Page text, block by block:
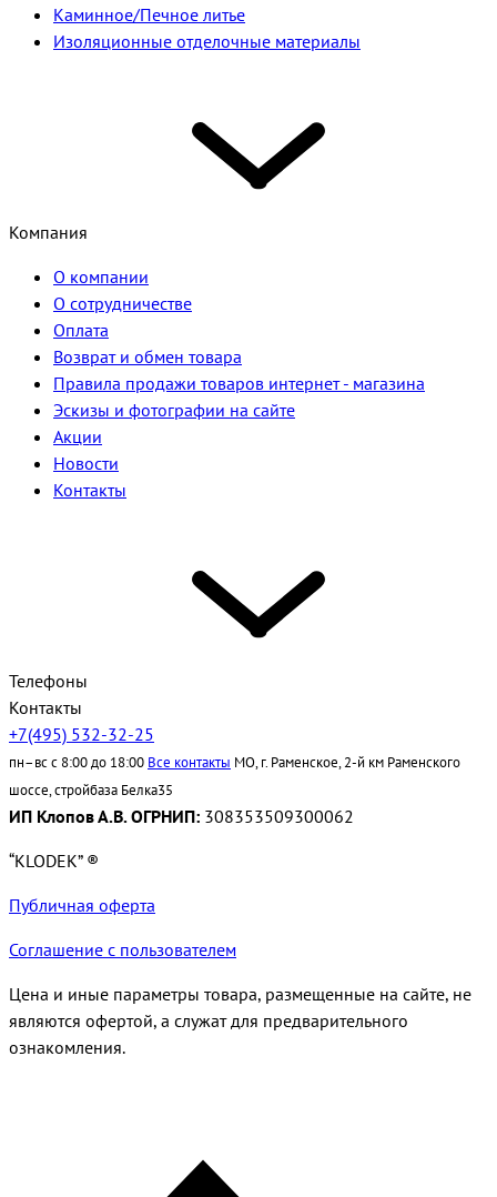
Каминное/Печное литье
Изоляционные отделочные материалы
Компания
О компании
О сотрудничестве
Оплата
Возврат и обмен товара
Правила продажи товаров интернет - магазина
Эскизы и фотографии на сайте
Акции
Новости
Контакты
Телефоны
Контакты
+7(495) 532-32-25
пн–вс с 8:00 до 18:00 Все контакты МО, г. Раменское, 2-й км Раменского
шоссе, стройбаза Белка35
ИП Клопов А.В. ОГРНИП: 308353509300062
“KLODEK” ®
Публичная оферта
Соглашение с пользователем
Цена и иные параметры товара, размещенные на сайте, не
являются офертой, а служат для предварительного
ознакомления.